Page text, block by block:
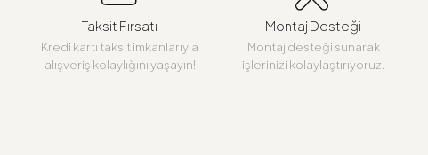
Taksit Fırsatı
Kredi kartı taksit imkanlarıyla
alışveriş kolaylığını yaşayın!
Montaj Desteği
Montaj desteği sunarak
işlerinizi kolaylaştırıyoruz.